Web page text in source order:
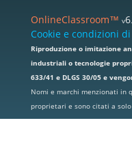
OnlineClassroom™ v6
Cookie e condizioni
Riproduzione o imitazione
industriali o tecnologie
633/41 e DLGS 30/05 e
Nomi e marchi menzionati in
proprietari e sono citati a